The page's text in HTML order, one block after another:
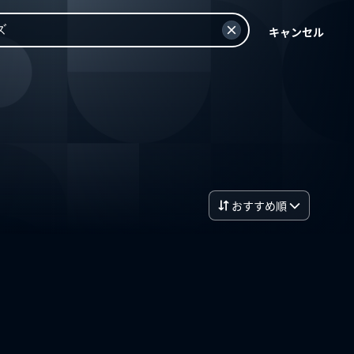
キャンセル
おすすめ順